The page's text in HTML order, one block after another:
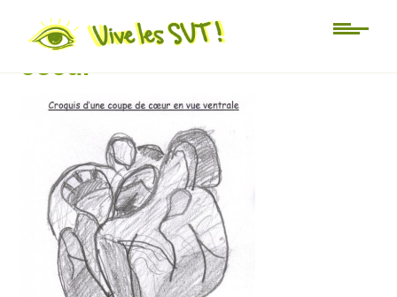
croquis-dune-coupe-de-
coeur